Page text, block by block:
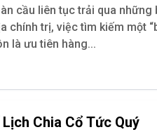
cầu liên tục trải qua những
chính trị, việc tìm kiếm một
là ưu tiên hàng...
Chia Cổ Tức Quý